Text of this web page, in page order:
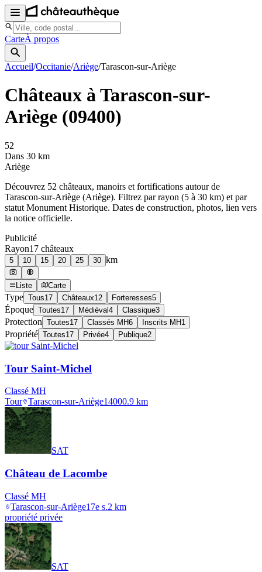
CarteÀ propos
Accueil/Occitanie/Ariège/Tarascon-sur-Ariège
Châteaux àTarascon-sur-
Ariège (09400)
52
Dans 30 km
Ariège
Découvrez 52 châteaux, manoirs et fortifications autour de
Tarascon-sur-Ariège (Ariège). Filtrez par rayon (5 à 30 km) et par
statut Monument Historique. Dates de construction, photos, lien vers
la notice officielle.
Publicité
Rayon17 châteaux
5 10 15 20 25 30 km
Liste Carte
Type Tous17 Châteaux12 Forteresses5
Époque Toutes17 Médiéval 4 Classique3
Protection Toutes17 Classés MH6 Inscrits MH1
Propriété Toutes17 Privée4 Publique2
Tour Saint-Michel
Classé MH
Tour Tarascon-sur-Ariège14000.9 km
SAT
Château de Lacombe
Classé MH
Tarascon-sur-Ariège17e s.2 km
propriété privée
SAT